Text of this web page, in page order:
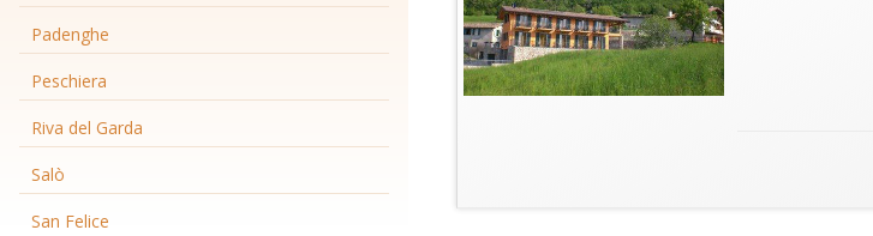
Padenghe
Peschiera
Riva del Garda
Salò
San Felice